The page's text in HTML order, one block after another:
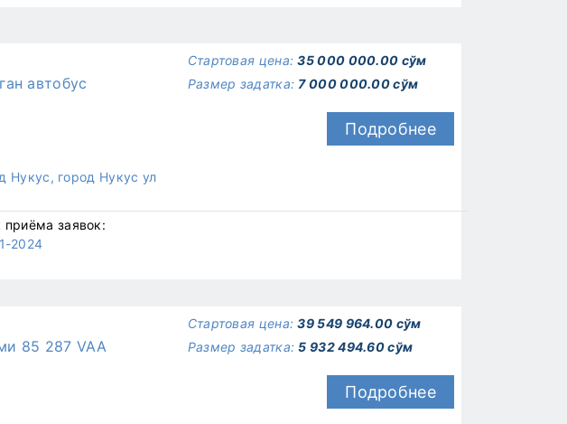
автобус
Нукус, город Нукус ул
Стартовая цена:35 000 000.00 сўм
Размер задатка: 7 000 000.00 сўм
Подробнее
приёма заявок:
2024
85 287 VAA
Стартовая цена:39 549 964.00 сўм
Размер задатка:5 932 494.60 сўм
Подробнее